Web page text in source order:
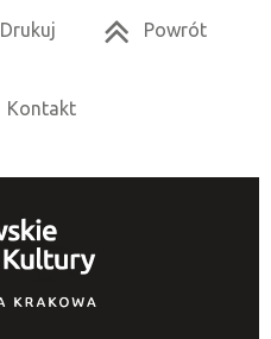
Drukuj Powrót
Kontakt